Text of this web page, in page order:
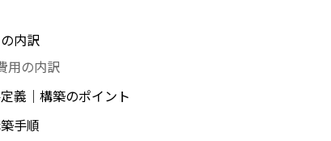
内訳
用の内訳
義｜構築のポイント
手順